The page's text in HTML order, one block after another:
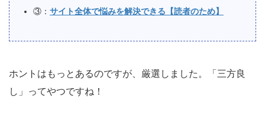
③： サイト全体で悩みを解決できる【読者のため】
ホントはもっとあるのですが、厳選しました。「三方良
し」ってやつですね！